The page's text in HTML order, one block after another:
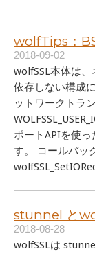
wolfTips：
2018-09-02
wolfSSL本体は
依存しない構成
ットワークトラ
ポートAPIを使
す。 コールバッ
stunnel と
2018-08-28
wolfSSLは